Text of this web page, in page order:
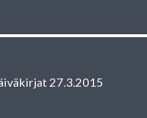
27.3.2015